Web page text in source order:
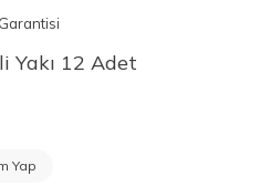
Yakı 12 Adet
Yap